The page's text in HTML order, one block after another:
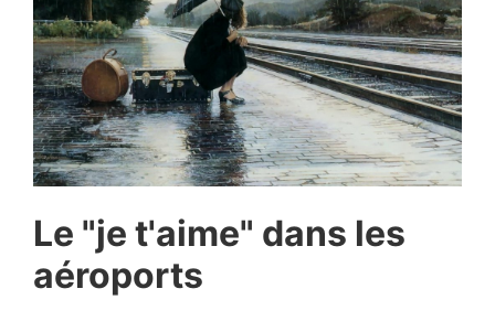
Le "je t'aime" dans les
aéroports